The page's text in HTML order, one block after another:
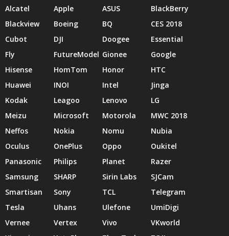
Alcatel
Apple ASUS
BlackBerry
Blackview
Boeing BQ
CES 2018
Cubot
DJI Doogee
Essential
Fly
FutureModel Gionee
Google
Hisense
HomTom Honor
HTC
Huawei
INOI Intel
Jinga
Kodak
Leagoo Lenovo
LG
Meizu
Microsoft Motorola
MWC 2018
Neffos
Nokia Nomu
Nubia
Oculus
OnePlus Oppo
Oukitel
Panasonic
Philips Planet
Razer
Samsung
SHARP Sirin Labs
SJCam
Smartisan
Sony TCL
Telegram
Tesla
Uhans Ulefone
UmiDigi
Vernee
Vertex Vivo
VKworld